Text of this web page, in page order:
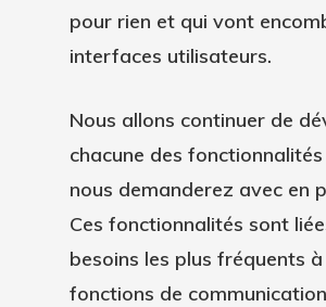
pour rien et qui vont
interfaces utilisateurs.
Nous allons continuer de
chacune des
nous demanderez avec en
Ces fonctionnalités sont
besoins les plus fréquents
fonctions de